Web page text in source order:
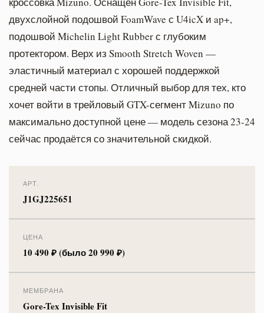
двухслойной подошвой FoamWave с U4icX и ap+,
подошвой Michelin Light Rubber с глубоким
протектором. Верх из Smooth Stretch Woven —
эластичный материал с хорошей поддержкой
средней части стопы. Отличный выбор для тех, кто
хочет войти в трейловый GTX-сегмент Mizuno по
максимально доступной цене — модель сезона 23-24
сейчас продаётся со значительной скидкой.
АРТ.
J1GJ225651
ЦЕНА
10 490 ₽ (было 20 990 ₽)
МЕМБРАНА
Gore-Tex Invisible Fit